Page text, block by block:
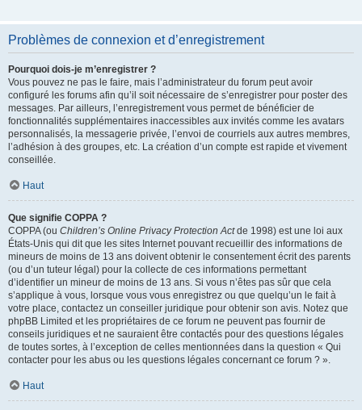
Problèmes de connexion et d’enregistrement
Pourquoi dois-je m’enregistrer ?
Vous pouvez ne pas le faire, mais l’administrateur du forum peut avoir
configuré les forums afin qu’il soit nécessaire de s’enregistrer pour poster des
messages. Par ailleurs, l’enregistrement vous permet de bénéficier de
fonctionnalités supplémentaires inaccessibles aux invités comme les avatars
personnalisés, la messagerie privée, l’envoi de courriels aux autres membres,
l’adhésion à des groupes, etc. La création d’un compte est rapide et vivement
conseillée.
Haut
Que signifie COPPA ?
COPPA (ou Children’s Online Privacy Protection Actde 1998) est une loi aux
États-Unis qui dit que les sites Internet pouvant recueillir des informations de
mineurs de moins de 13 ans doivent obtenir le consentement écrit des parents
(ou d’un tuteur légal) pour la collecte de ces informations permettant
d’identifier un mineur de moins de 13 ans. Si vous n’êtes pas sûr que cela
s’applique à vous, lorsque vous vous enregistrez ou que quelqu’un le fait à
votre place, contactez un conseiller juridique pour obtenir son avis. Notez que
phpBB Limited et les propriétaires de ce forum ne peuvent pas fournir de
conseils juridiques et ne sauraient être contactés pour des questions légales
de toutes sortes, à l’exception de celles mentionnées dans la question « Qui
contacter pour les abus ou les questions légales concernant ce forum ? ».
Haut